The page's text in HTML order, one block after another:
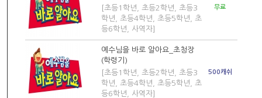
[초등1학년, 초등2학년, 초등3
학년, 초등4학년, 초등5학년, 초
등6학년, 사역자]
무료
예수님을 바로 알아요_초청장
(학령기)
[초등1학년, 초등2학년, 초등3
학년, 초등4학년, 초등5학년, 초
등6학년, 사역자]
500캐쉬